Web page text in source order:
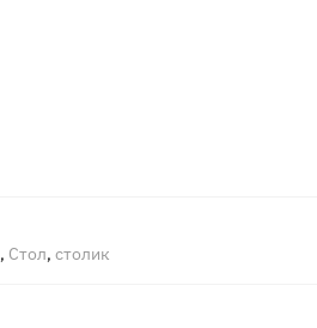
, Стол, столик